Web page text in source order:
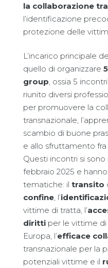
la collaborazione
l’identificazione
protezione delle
L’incarico principale
quello di organizzare
group, ossia 5
riunito diversi
per promuovere la
transnazionale,
scambio di buone
e allo sfruttamento
Questi incontri si
febbraio 2025 e
tematiche: il transito
confine, l’
vittime di tratta, l’
diritti per le vittime
Europa, l’efficace
transnazionale per la
potenziali vittime e il